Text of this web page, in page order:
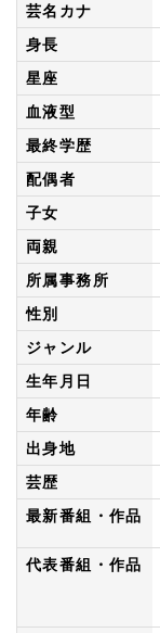
芸名カナ
身長
星座
血液型
最終学歴
配偶者
子女
両親
所属事務所
性別
ジャンル
生年月日
年齢
出身地
芸歴
最新番組・作品
代表番組・作品